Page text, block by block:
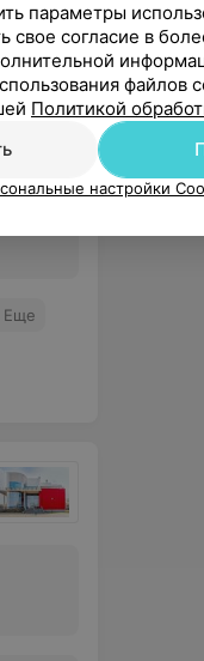
Еще
параметры
свое согласие в
файлов
Политикой
настройки